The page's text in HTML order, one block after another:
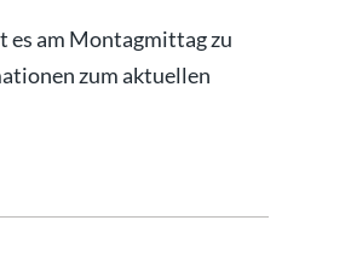
es am Montagmittag zu
zum aktuellen